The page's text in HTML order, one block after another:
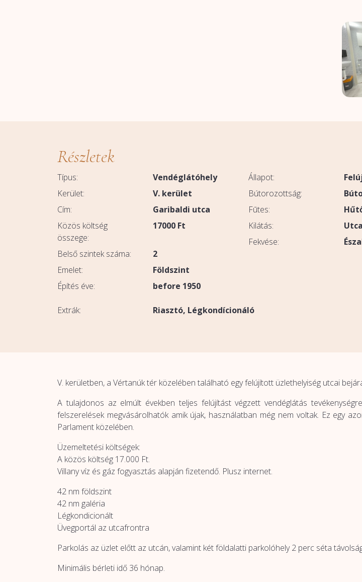
Részletek
Típus:
Vendéglátóhely
Kerület:
V. kerület
Cím:
Garibaldi utca
Közös költség
összege:
17000 Ft
Belső szintek száma:
2
Emelet:
Földszint
Építés éve:
before 1950
Állapot:
Bútorozottság:
Fūtes:
Kilátás:
Fekvése:
Extrák: Riasztó Légkondícionáló
V. kerületben, a Vértanúk tér közelében található egy felújított üzlethelyiség utcai
A tulajdonos az elmúlt években teljes felújítást végzett vendéglátás
felszerelések megvásárolhatók amik újak, használatban még nem voltak. Ez egy
Parlament közelében.
Üzemeltetési költségek:
A közös költség 17.000 Ft.
Villany víz és gáz fogyasztás alapján fizetendő. Plusz internet.
42 nm földszint
42 nm galéria
Légkondicionált
Üvegportál az utcafrontra
Parkolás az üzlet előtt az utcán, valamint két földalatti parkolóhely 2 perc séta
Minimális bérleti idő 36 hónap.